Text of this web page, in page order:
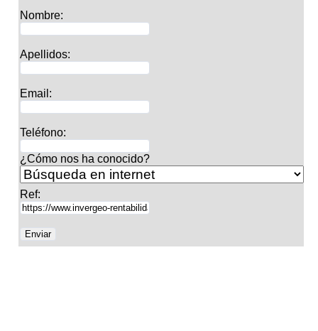
Nombre:
Apellidos:
Email:
Teléfono:
¿Cómo nos ha conocido?
Ref: